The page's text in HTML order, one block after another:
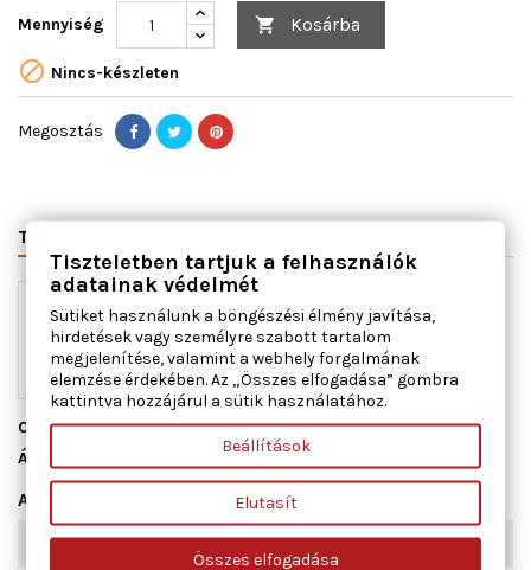
Mennyiség  Kosárba
 Nincs-készleten
Megosztás
TERMÉK RÉSZLETEI
Cikkszám41.4065
Állapot
Adatlap
Ajtók száma 4
Tiszteletben tartjuk a felhasználók
adatainak védelmét
Sütiket használunk a böngészési élmény javítása,
hirdetések vagy személyre szabott tartalom
megjelenítése, valamint a webhely forgalmának
elemzése érdekében. Az „Összes elfogadása” gombra
kattintva hozzájárul a sütik használatához.
Beállítások
Elutasít
Összes elfogadása